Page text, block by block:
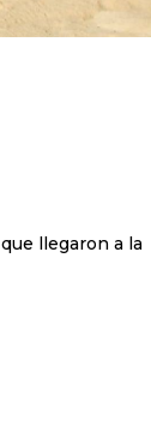
llegaron a la